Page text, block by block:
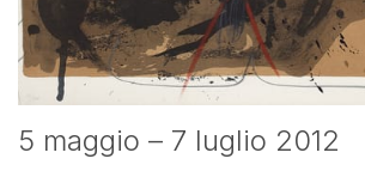
5 maggio – 7 luglio 2012